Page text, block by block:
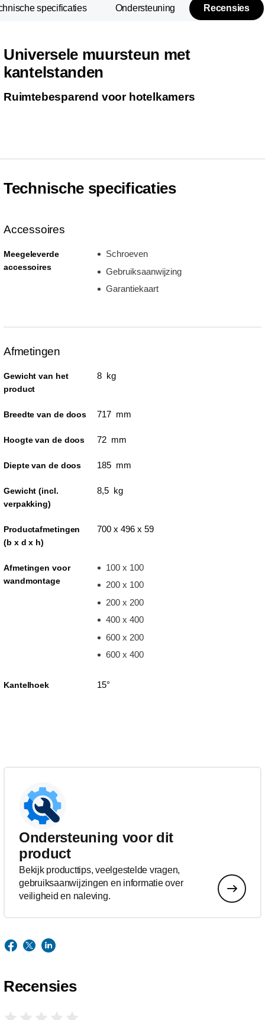
specificaties Ondersteuning Recensies
Universele muursteun met
kantelstanden
Ruimtebesparend voor hotelkamers
Technische specificaties
Accessoires
Meegeleverde
accessoires
Schroeven
Gebruiksaanwijzing
Garantiekaart
Afmetingen
Gewicht van het
product
8 kg
Breedte van de doos 717 mm
Hoogte van de doos 72 mm
Diepte van de doos 185 mm
Gewicht (incl.
verpakking)
8,5 kg
Productafmetingen
(b x d x h)
700 x 496 x 59
Afmetingen voor
wandmontage
100 x 100
200 x 100
200 x 200
400 x 400
600 x 200
600 x 400
Kantelhoek 15°
Ondersteuning voor dit
product
Bekijk producttips, veelgestelde vragen,
gebruiksaanwijzingen en informatie over
veiligheid en naleving.
Recensies